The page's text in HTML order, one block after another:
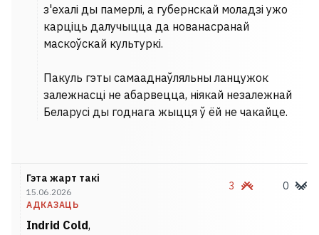
з'ехалі ды памерлі, а губернскай моладзі ужо
карціць далучыцца да нованасранай
маскоўскай культуркі.
Пакуль гэты самааднаўляльны ланцужок
залежнасці не абарвецца, ніякай незалежнай
Беларусі ды годнага жыцця ў ёй не чакайце.
Гэта жарт такі
15.06.2026
АДКАЗАЦЬ
3 0
Indrid Cold,